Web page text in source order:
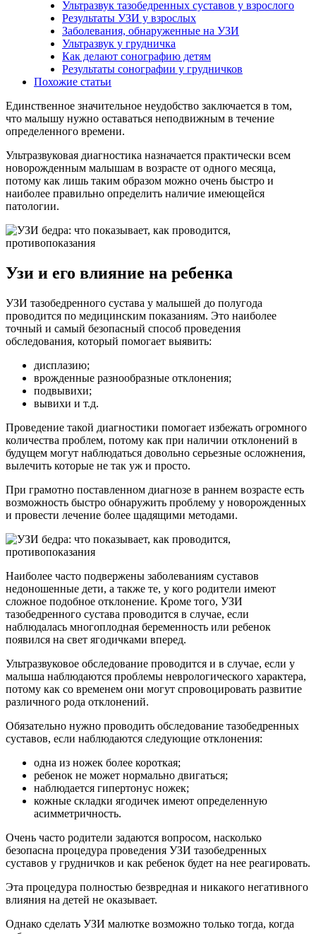
Ультразвук тазобедренных суставов у взрослого
Результаты УЗИ у взрослых
Заболевания, обнаруженные на УЗИ
Ультразвук у грудничка
Как делают сонографию детям
Результаты сонографии у грудничков
Похожие статьи
Единственное значительное неудобство заключается в том,
что малышу нужно оставаться неподвижным в течение
определенного времени.
Ультразвуковая диагностика назначается практически всем
новорожденным малышам в возрасте от одного месяца,
потому как лишь таким образом можно очень быстро и
наиболее правильно определить наличие имеющейся
патологии.
Узи и его влияние на ребенка
УЗИ тазобедренного сустава у малышей до полугода
проводится по медицинским показаниям. Это наиболее
точный и самый безопасный способ проведения
обследования, который помогает выявить:
дисплазию;
врожденные разнообразные отклонения;
подвывихи;
вывихи и т.д.
Проведение такой диагностики помогает избежать огромного
количества проблем, потому как при наличии отклонений в
будущем могут наблюдаться довольно серьезные осложнения,
вылечить которые не так уж и просто.
При грамотно поставленном диагнозе в раннем возрасте есть
возможность быстро обнаружить проблему у новорожденных
и провести лечение более щадящими методами.
Наиболее часто подвержены заболеваниям суставов
недоношенные дети, а также те, у кого родители имеют
сложное подобное отклонение. Кроме того, УЗИ
тазобедренного сустава проводится в случае, если
наблюдалась многоплодная беременность или ребенок
появился на свет ягодичками вперед.
Ультразвуковое обследование проводится и в случае, если у
малыша наблюдаются проблемы неврологического характера,
потому как со временем они могут спровоцировать развитие
различного рода отклонений.
Обязательно нужно проводить обследование тазобедренных
суставов, если наблюдаются следующие отклонения:
одна из ножек более короткая;
ребенок не может нормально двигаться;
наблюдается гипертонус ножек;
кожные складки ягодичек имеют определенную
асимметричность.
Очень часто родители задаются вопросом, насколько
безопасна процедура проведения УЗИ тазобедренных
суставов у грудничков и как ребенок будет на нее реагировать.
Эта процедура полностью безвредная и никакого негативного
влияния на детей не оказывает.
Однако сделать УЗИ малютке возможно только тогда, когда